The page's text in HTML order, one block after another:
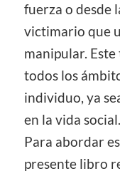
fuerza o desde
victimario que
manipular.
todos los
individuo, ya
en la vida social.
Para abordar
presente libro